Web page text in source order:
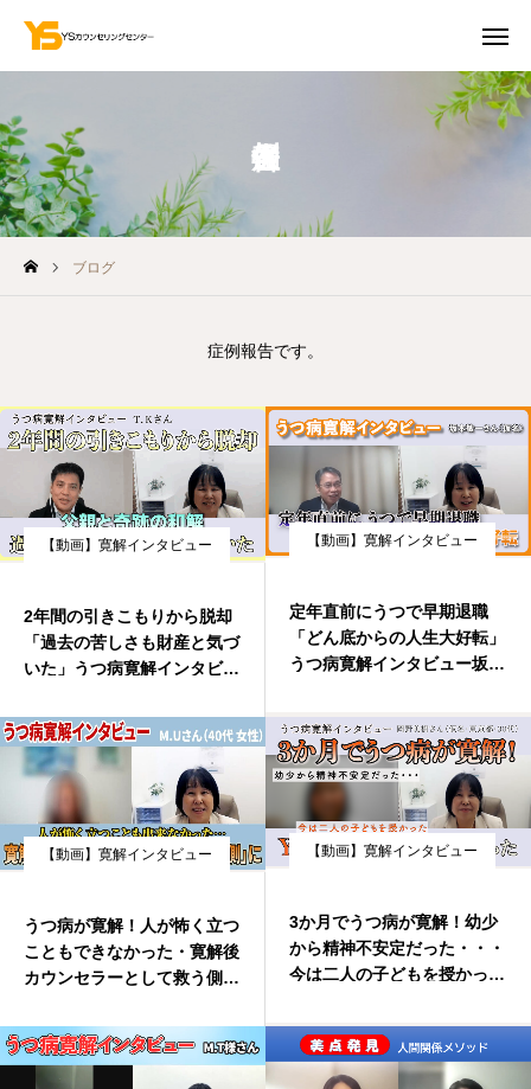
ブログ
症例報告です。
【動画】寛解インタビュー
2年間の引きこもりから脱却
「過去の苦しさも財産と気づ
いた」うつ病寛解インタビュ
【動画】寛解インタビュー
定年直前にうつで早期退職
「どん底からの人生大好転」
うつ病寛解インタビュー坂本
【動画】寛解インタビュー
うつ病が寛解！人が怖く立つ
こともできなかった・寛解後
カウンセラーとして救う側
【動画】寛解インタビュー
3か月でうつ病が寛解！幼少
から精神不安定だった・・・
今は二人の子どもを授かっ
ー岡野美樹さん（仮名・東京
都30代）
お問合せ
初回無料相談
事例紹介
YSメソッド
開発者紹介